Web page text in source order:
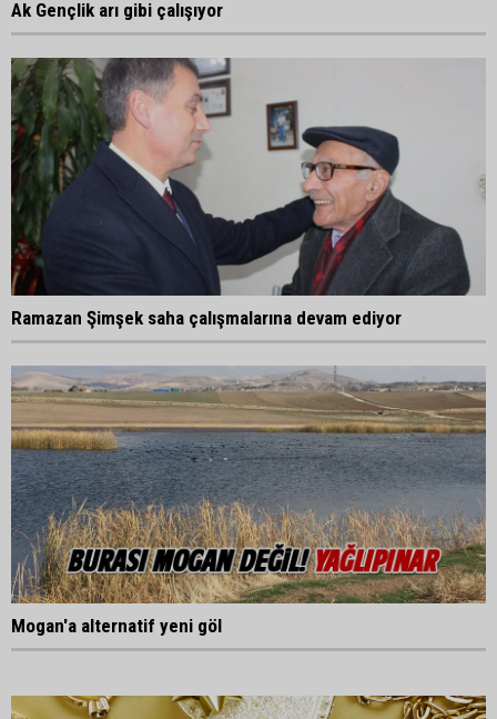
Ak Gençlik arı gibi çalışıyor
Ramazan Şimşek saha çalışmalarına devam ediyor
Mogan'a alternatif yeni göl